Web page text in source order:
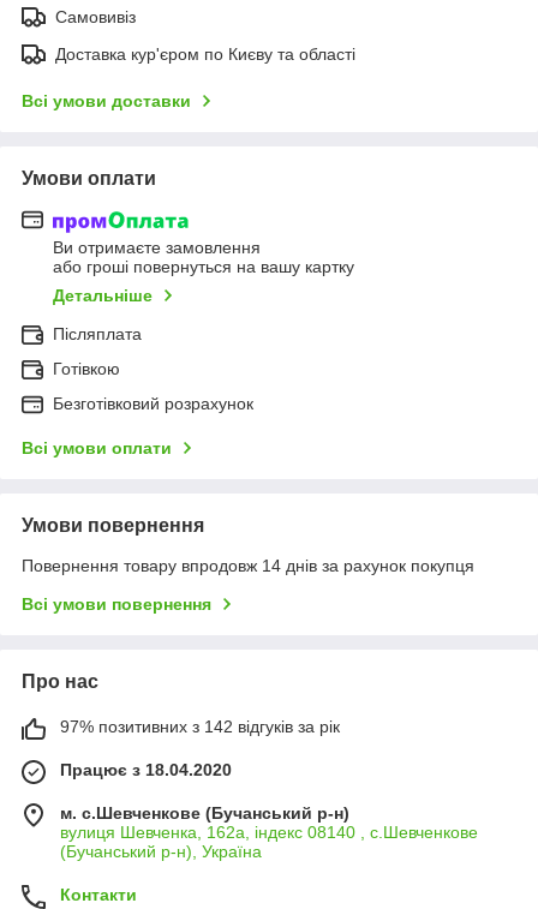
Самовивіз
Доставка кур'єром по Києву та області
Всі умови доставки
Умови оплати
Ви отримаєте замовлення
або гроші повернуться на вашу картку
Детальніше
Післяплата
Готівкою
Безготівковий розрахунок
Всі умови оплати
Умови повернення
Повернення товару впродовж 14 днів за рахунок покупця
Всі умови повернення
Про нас
97% позитивних з 142 відгуків за рік
Працює з 18.04.2020
м. с.Шевченкове (Бучанський р-н)
вулиця Шевченка, 162а, індекс 08140 , с.Шевченкове
(Бучанський р-н), Україна
Контакти